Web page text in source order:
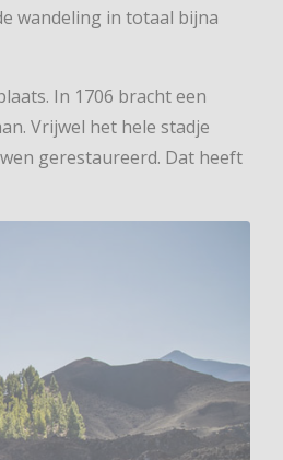
wandeling in totaal bijna
In 1706 bracht een
Vrijwel het hele stadje
gerestaureerd. Dat heeft